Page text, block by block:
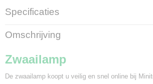
Specificaties
Bruto gewicht
0,60 Kg
Omschrijving
Zwaailamp
De zwaailamp koopt u veilig en snel online bij